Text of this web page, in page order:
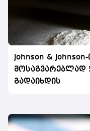
Johnson &
გადაიხდის